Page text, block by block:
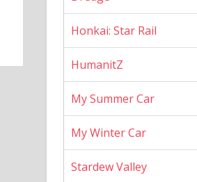
Honkai: Star Rail
HumanitZ
My Summer Car
My Winter Car
Stardew Valley